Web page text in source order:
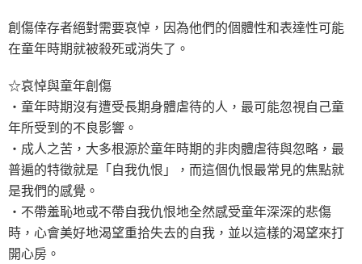
創傷倖存者絕對需要哀悼，因為他們的個體性和表達性可能
在童年時期就被殺死或消失了。
☆哀悼與童年創傷
‧童年時期沒有遭受長期身體虐待的人，最可能忽視自己童
年所受到的不良影響。
‧成人之苦，大多根源於童年時期的非肉體虐待與忽略，最
普遍的特徵就是「自我仇恨」，而這個仇恨最常見的焦點就
是我們的感覺。
‧不帶羞恥地或不帶自我仇恨地全然感受童年深深的悲傷
時，心會美好地渴望重拾失去的自我，並以這樣的渴望來打
開心房。